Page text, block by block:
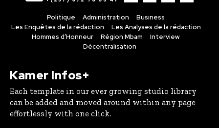
Politique Administration
Business
Les Enquêtes de la rédaction
Les Analyses de la rédaction
Hommes d’Honneur
Région Mbam
Interview
Décentralisation
Kamer Infos+
Each template in our ever growing studio library
can be added and moved around within any page
effortlessly with one click.